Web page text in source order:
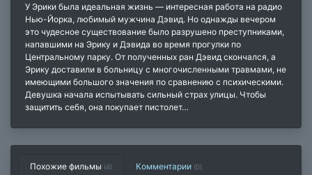
У Эрики была идеальная жизнь — интересная работа на радио
Нью-Йорка, любимый мужчина Дэвид. Но однажды вечером
это чудесное существование было разрушено преступниками,
напавшими на Эрику и Дэвида во время прогулки по
Центральному парку. От полученных ран Дэвид скончался, а
Эрику доставили в больницу с многочисленными травмами, не
имеющими большого значения по сравнению с психическими.
Девушка начала испытывать сильный страх улицы. Чтобы
защитить себя, она покупает пистолет…
Похожие фильмы (4) Комментарии (0)